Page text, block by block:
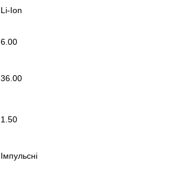
Li-Ion
6.00
36.00
1.50
Імпульсні